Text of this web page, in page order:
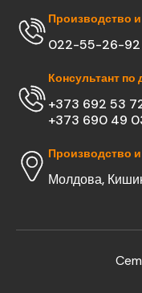
022-55-26-92
Производство
+373 692 53
+373 690 49
Консультант по
Молдова,
Производство